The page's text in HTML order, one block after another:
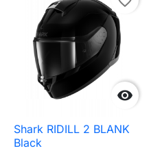

Shark RIDILL 2 BLANK
Black